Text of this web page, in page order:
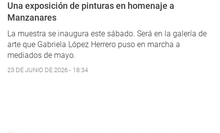
Una exposición de pinturas en homenaje a
Manzanares
La muestra se inaugura este sábado. Será en la galería de
arte que Gabriela López Herrero puso en marcha a
mediados de mayo.
23 DE JUNIO DE 2026 - 18:34